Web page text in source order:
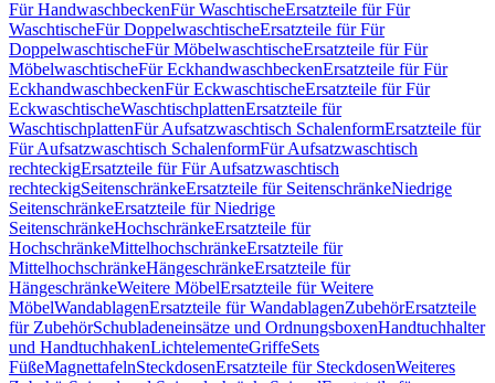
Für HandwaschbeckenFür WaschtischeErsatzteile für Für
WaschtischeFür DoppelwaschtischeErsatzteile für Für
DoppelwaschtischeFür MöbelwaschtischeErsatzteile für Für
MöbelwaschtischeFür EckhandwaschbeckenErsatzteile für Für
EckhandwaschbeckenFür EckwaschtischeErsatzteile für Für
EckwaschtischeWaschtischplattenErsatzteile für
WaschtischplattenFür Aufsatzwaschtisch SchalenformErsatzteile für
Für Aufsatzwaschtisch SchalenformFür Aufsatzwaschtisch
rechteckigErsatzteile für Für Aufsatzwaschtisch
rechteckigSeitenschränkeErsatzteile für SeitenschränkeNiedrige
SeitenschränkeErsatzteile für Niedrige
SeitenschränkeHochschränkeErsatzteile für
HochschränkeMittelhochschränkeErsatzteile für
MittelhochschränkeHängeschränkeErsatzteile für
HängeschränkeWeitere MöbelErsatzteile für Weitere
MöbelWandablagenErsatzteile für WandablagenZubehörErsatzteile
für ZubehörSchubladeneinsätze und OrdnungsboxenHandtuchhalter
und HandtuchhakenLichtelementeGriffeSets
FüßeMagnettafelnSteckdosenErsatzteile für SteckdosenWeiteres